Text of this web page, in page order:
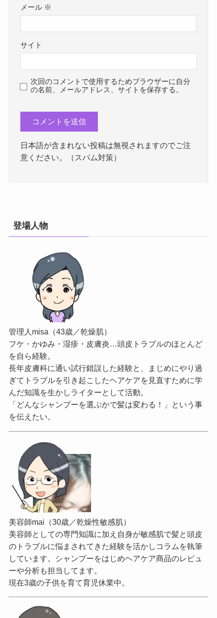
メール ※
サイト
次回のコメントで使用するためブラウザーに自分
の名前、メールアドレス、サイトを保存する。
日本語が含まれない投稿は無視されますのでご注
意ください。（スパム対策）
登場人物
管理人misa（43歳／乾燥肌）
フケ・かゆみ・湿疹・皮膚炎…頭皮トラブルのほとんど
を自ら経験。
長年皮膚科に通い試行錯誤した経験と、まじめにやり過
ぎてトラブルを引き起こしたヘアケアを見直すために学
んだ知識を生かしライターとして活動。
「どんなシャンプーを選ぶかで髪は変わる！」という事
を伝えたい。
美容師mai（30歳／乾燥性敏感肌）
美容師としての専門知識に加え自身が敏感肌で髪と頭皮
のトラブルに悩まされてきた経験を活かしコラムを執筆
しています。シャンプーをはじめヘアケア商品のレビュ
ーや分析も担当してます。
現在3歳の子供を育て育児休業中。